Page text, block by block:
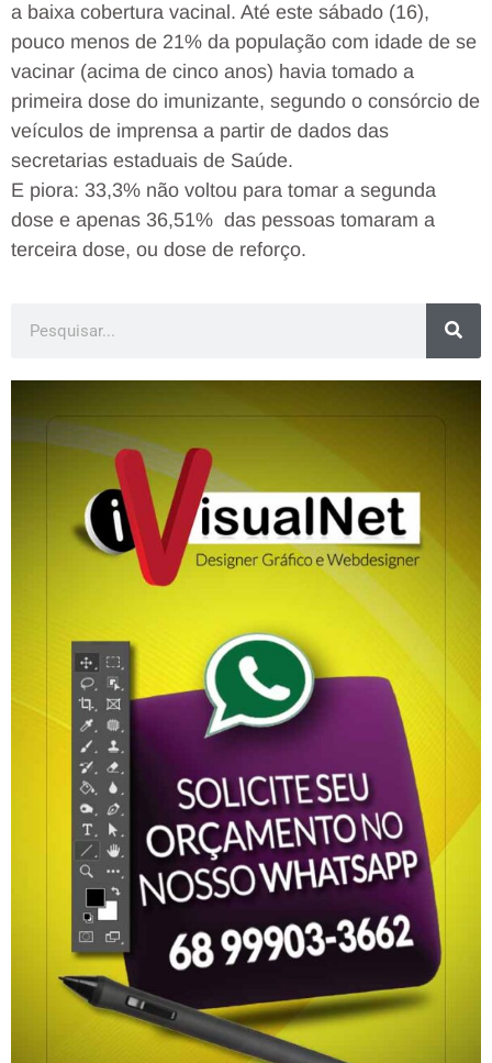
a baixa cobertura vacinal. Até este sábado (16),
pouco menos de 21% da população com idade de se
vacinar (acima de cinco anos) havia tomado a
primeira dose do imunizante, segundo o consórcio de
veículos de imprensa a partir de dados das
secretarias estaduais de Saúde.
E piora: 33,3% não voltou para tomar a segunda
dose e apenas 36,51% das pessoas tomaram a
terceira dose, ou dose de reforço.